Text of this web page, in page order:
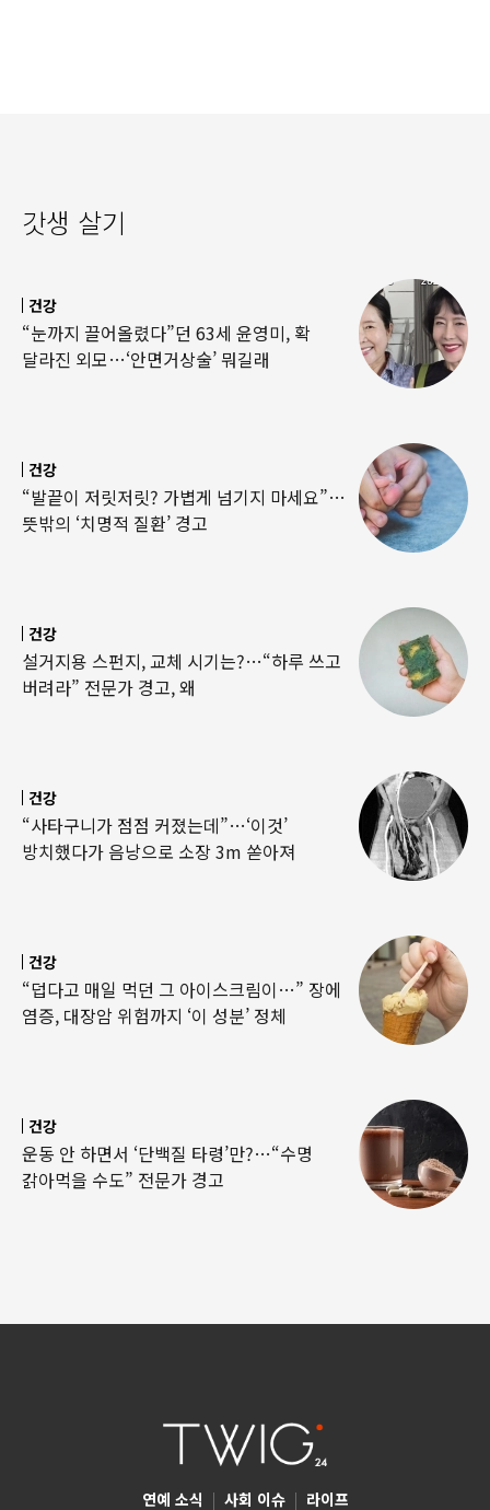
갓생 살기
건강
“눈까지 끌어올렸다”던 63세 윤영미, 확
달라진 외모…‘안면거상술’ 뭐길래
건강
“발끝이 저릿저릿? 가볍게 넘기지 마세요”…
뜻밖의 ‘치명적 질환’ 경고
건강
설거지용 스펀지, 교체 시기는?…“하루 쓰고
버려라” 전문가 경고, 왜
건강
“사타구니가 점점 커졌는데”…‘이것’
방치했다가 음낭으로 소장 3m 쏟아져
건강
“덥다고 매일 먹던 그 아이스크림이…” 장에
염증, 대장암 위험까지 ‘이 성분’ 정체
건강
운동 안 하면서 ‘단백질 타령’만?…“수명
갉아먹을 수도” 전문가 경고
연예 소식 | 사회 이슈 | 라이프